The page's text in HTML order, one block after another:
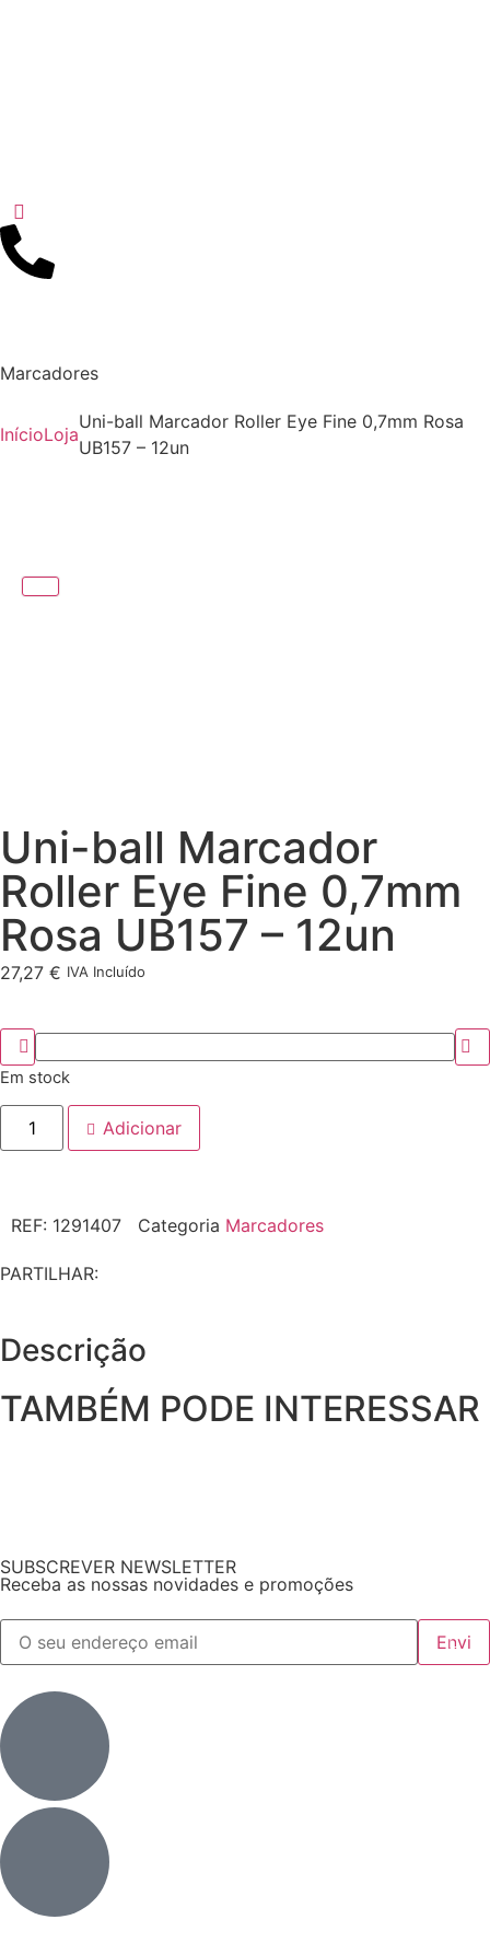
Marcadores
InícioLoja
Uni-ball Marcador Roller Eye Fine 0,7mm Rosa
UB157 – 12un
Uni-ball Marcador
Roller Eye Fine 0,7mm
Rosa UB157 – 12un
27,27 € IVA Incluído
Em stock
Adicionar
REF: 1291407 Categoria Marcadores
PARTILHAR:
Descrição
TAMBÉM PODE INTERESSAR
SUBSCREVER NEWSLETTER
Receba as nossas novidades e promoções